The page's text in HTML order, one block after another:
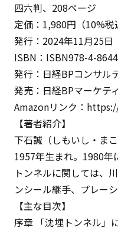
四六判、208ページ
定価：1,980円（10%税
発行：2024年11月25日
ISBN：ISBN978-4-
発行：日経BPコンサル
発売：日経BPマーケテ
Amazonリンク：
【著者紹介】
下⽯誠（しもいし・ま
1957年⽣まれ。1980
トンネルに関しては、
ンシール継⼿、プレー
【主な目次】
序章 「沈埋トンネル」